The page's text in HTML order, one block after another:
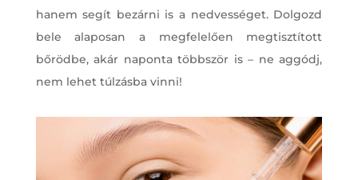
hanem segít bezárni is a nedvességet. Dolgozd
bele alaposan a megfelelően megtisztított
bőrödbe, akár naponta többször is – ne aggódj,
nem lehet túlzásba vinni!